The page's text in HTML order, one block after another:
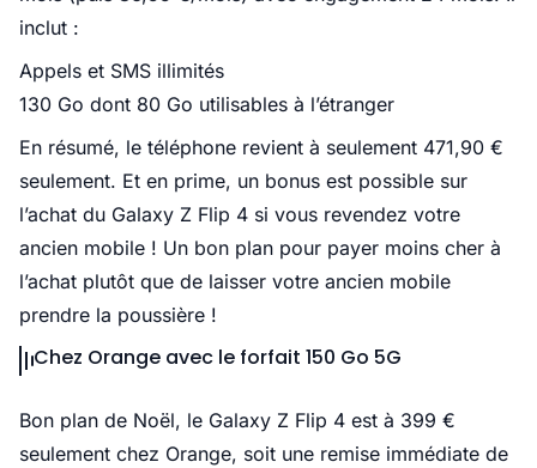
inclut :
Appels et SMS illimités
130 Go dont 80 Go utilisables à l’étranger
En résumé, le téléphone revient à seulement 471,90 €
seulement. Et en prime, un bonus est possible sur
l’achat du Galaxy Z Flip 4 si vous revendez votre
ancien mobile ! Un bon plan pour payer moins cher à
l’achat plutôt que de laisser votre ancien mobile
prendre la poussière !
Chez Orange avec le forfait 150 Go 5G
Bon plan de Noël, le Galaxy Z Flip 4 est à 399 €
seulement chez Orange, soit une remise immédiate de